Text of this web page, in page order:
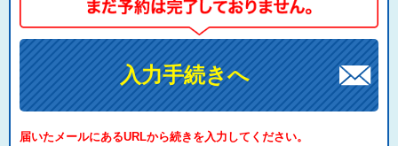
入力手続きへ
届いたメールにあるURLから続きを入力してください。